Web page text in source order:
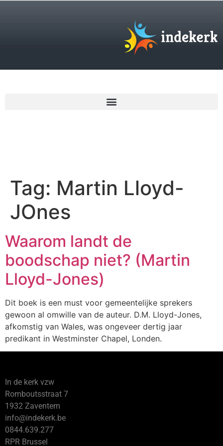
Tag: Martin Lloyd-
JOnes
Waarom landt de
boodschap niet? (Martin
Lloyd-Jones)
Dit boek is een must voor gemeentelijke sprekers
gewoon al omwille van de auteur. D.M. Lloyd-Jones,
afkomstig van Wales, was ongeveer dertig jaar
predikant in Westminster Chapel, Londen.
In de kerk vzw
Romboutsstraat 7
1932 Zaventem
info@indekerk.be
0844.639.277
RPR Brussel